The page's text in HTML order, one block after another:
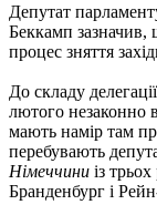
Депутат
Беккамп зазначив,
процес зняття
До складу
лютого незаконно
мають намір там
перебувають
Німеччини із
Бранденбург і